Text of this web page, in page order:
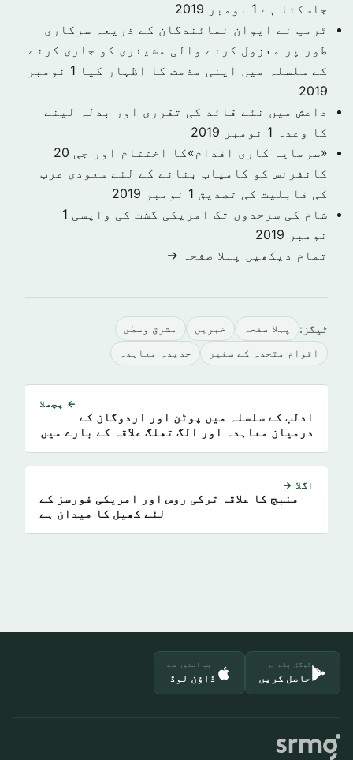
جاسکتا ہے 1 نومبر 2019
ٹرمپ نے ایوان نمائندگان کے ذریعہ سرکاری
طور پر معزول کرنے والی مشینری کو جاری کرنے
کے سلسلہ میں اپنی مذمت کا اظہار کیا
1 نومبر
2019
داعش میں نئے قائد کی تقرری اور بدلہ لینے
کا وعدہ 1 نومبر 2019
«سرمایہ کاری اقدام»کا اختتام اور جی 20
کانفرنس کو کامیاب بنانے کے لئے سعودی عرب
کی قابلیت کی تصدیق 1 نومبر 2019
شام کی سرحدوں تک امریکی گشت کی واپسی 1
نومبر 2019
تمام دیکھیں پہلا صفحہ →
ٹیگز: پہلا صفحہ خبريں مشرق وسطى
اقوام متحدہ کے سفیر حدیدہ معاہدہ
← پچھلا
ادلب کے سلسلہ میں پوٹن اور اردوگان کے
درمیان معاہدہ اور الگ تھلگ علاقہ کے بارے میں
اگلا →
منبج کا علاقہ ترکی روس اور امریکی فورسز کے
لئے کھیل کا میدان ہے
گوگل پلے پر
حاصل کریں
ایپ اسٹور سے
ڈاؤن لوڈ